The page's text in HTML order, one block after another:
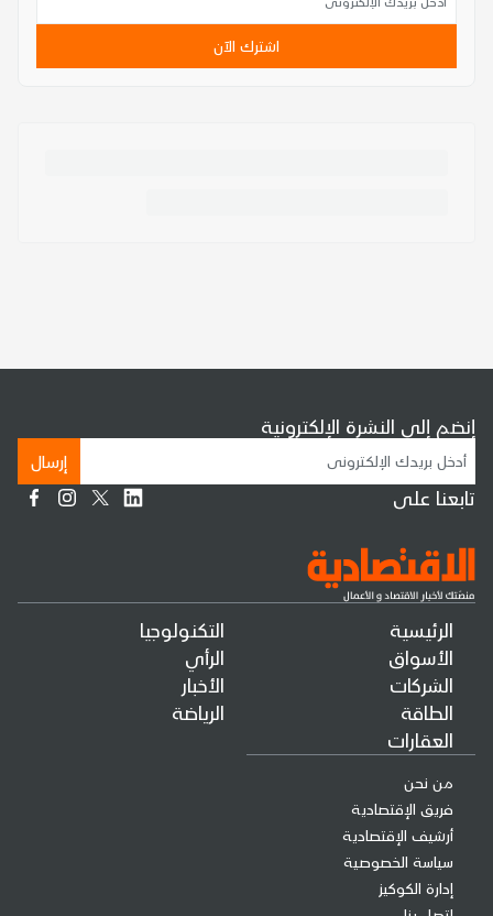
اشترك الآن
الرئيسية
الأسواق
الشركات
الطاقة
العقارات
التكنولوجيا
الرأي
الأخبار
الرياضة
من نحن
فريق الإقتصادية
أرشيف الإقتصادية
سياسة الخصوصية
إدارة الكوكيز
إنضم إلى النشرة الإلكترونية
إرسال
تابعنا على